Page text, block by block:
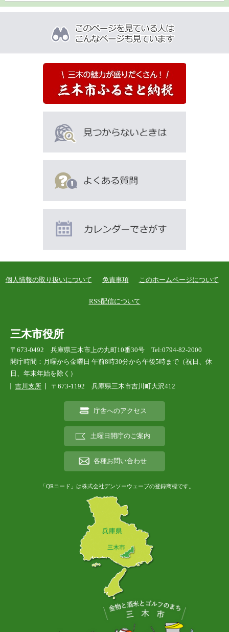
ー
見
て
い
個人情報の取り扱いについて 免責事項 このホームページについて
RSS配信について
三木市役所
〒673-0492 兵庫県三木市上の丸町10番30号 Tel:0794-82-2000
開庁時間：月曜から金曜日 午前8時30分から午後5時まで（祝日、休
日、年末年始を除く）
吉川支所
〒673-1192 兵庫県三木市吉川町大沢412
庁舎へのアクセス
土曜日開庁のご案内
各種お問い合わせ
「QRコード」は株式会社デンソーウェーブの登録商標です。